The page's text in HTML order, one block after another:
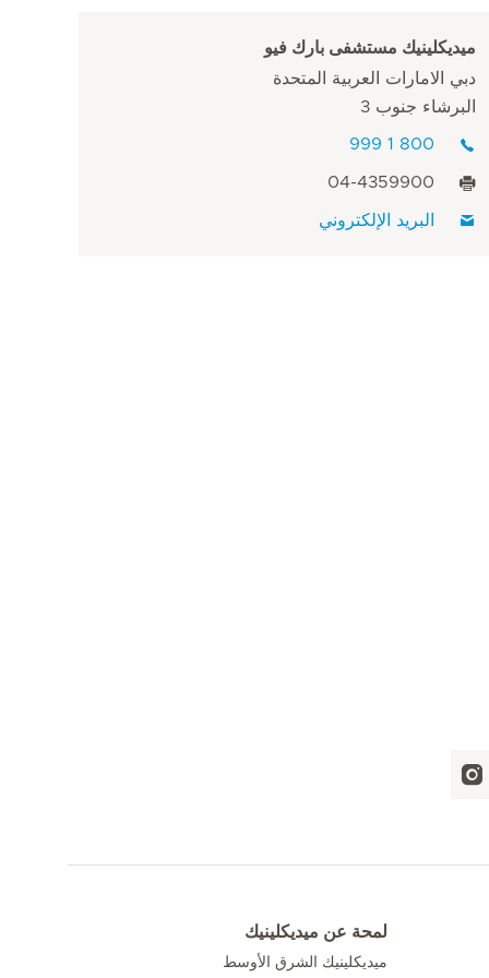
ميديكلينيك مستشفى بارك فيو
دبي الامارات العربية المتحدة
البرشاء جنوب 3
800 1 999
04-4359900
البريد الإلكتروني
لمحة عن ميديكلينيك
ميديكلينيك الشرق الأوسط